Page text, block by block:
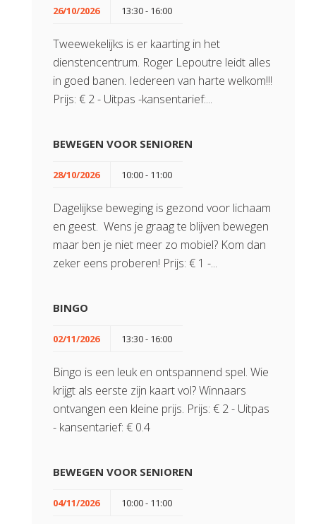
26/10/2026 13:30 - 16:00
Tweewekelijks is er kaarting in het
dienstencentrum. Roger Lepoutre leidt alles
in goed banen. Iedereen van harte welkom!!!
Prijs: € 2 - Uitpas -kansentarief:...
BEWEGEN VOOR SENIOREN
28/10/2026 10:00 - 11:00
Dagelijkse beweging is gezond voor lichaam
en geest. Wens je graag te blijven bewegen
maar ben je niet meer zo mobiel? Kom dan
zeker eens proberen! Prijs: € 1 -...
BINGO
02/11/2026 13:30 - 16:00
Bingo is een leuk en ontspannend spel. Wie
krijgt als eerste zijn kaart vol? Winnaars
ontvangen een kleine prijs. Prijs: € 2 - Uitpas
- kansentarief: € 0.4
BEWEGEN VOOR SENIOREN
04/11/2026 10:00 - 11:00